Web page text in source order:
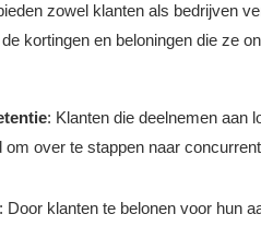
zowel klanten als bedrijven
kortingen en beloningen die ze
: Klanten die deelnemen aan
om over te stappen naar
: Door klanten te belonen voor hun